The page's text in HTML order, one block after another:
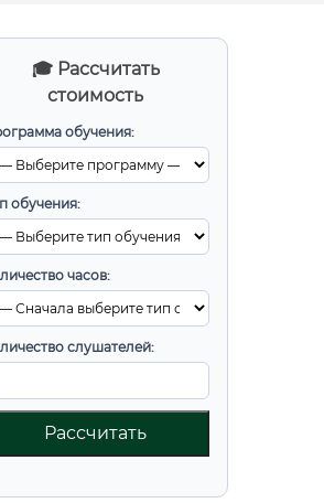
🎓 Рассчитать
стоимость
обучения:
обучения:
часов:
слушателей:
Рассчитать